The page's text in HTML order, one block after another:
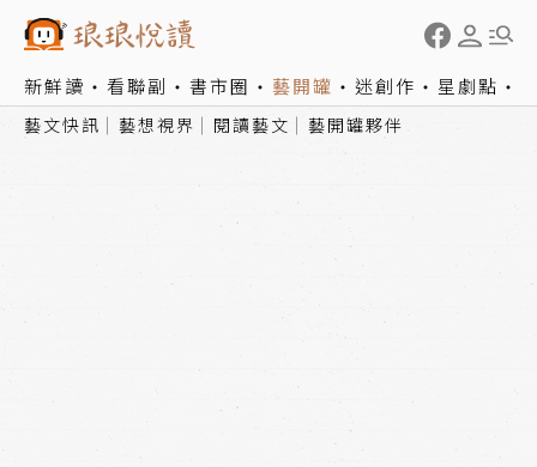
新鮮讀 看聯副 書市圈 藝開罐 迷創作 星劇點
藝文快訊 藝想視界 閱讀藝文 藝開罐夥伴